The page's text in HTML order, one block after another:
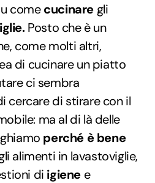
comecucinare gli
Posto che è un
come molti altri,
di cucinare un piatto
ci sembra
cercare di stirare con il
ma al di là delle
perché è bene
alimenti in lavastoviglie,
di igiene e